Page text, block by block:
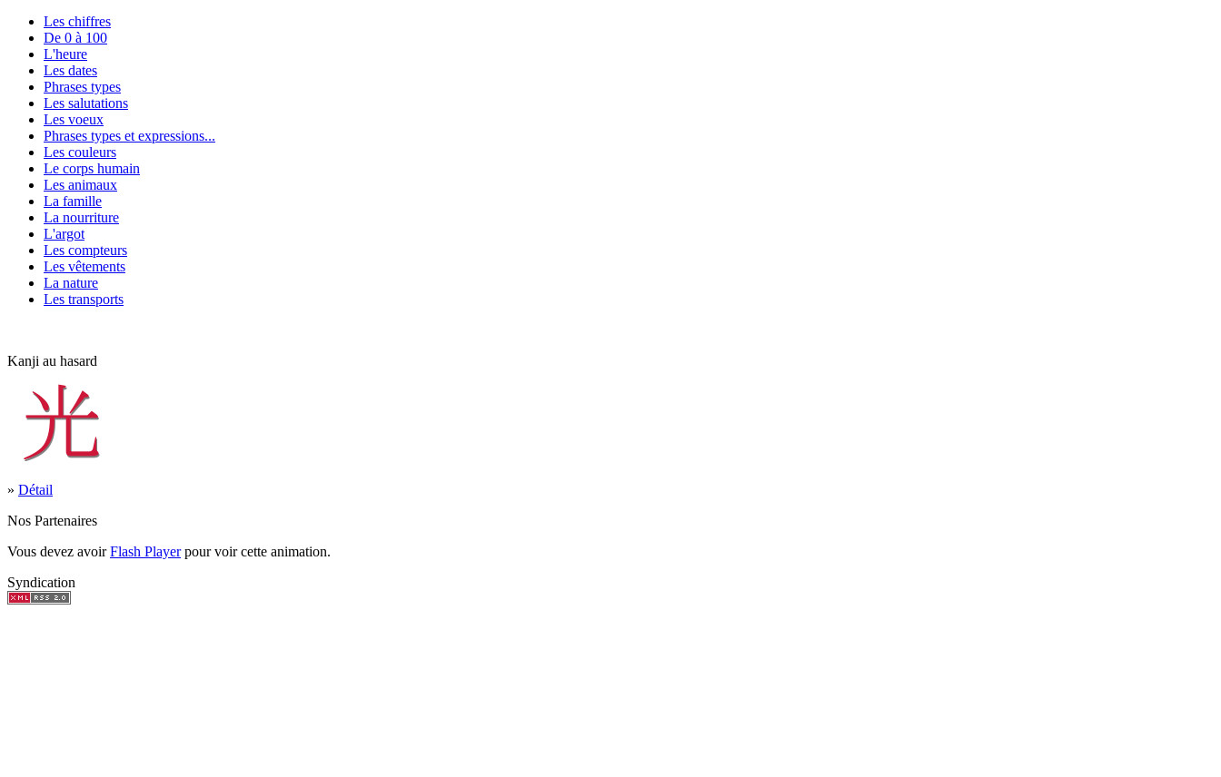
Les chiffres
De 0 à 100
L'heure
Les dates
Phrases types
Les salutations
Les voeux
Phrases types et expressions...
Les couleurs
Le corps humain
Les animaux
La famille
La nourriture
L'argot
Les compteurs
Les vêtements
La nature
Les transports
Kanji au hasard
» Détail
Nos Partenaires
Vous devez avoirFlash Playerpour voir cette animation.
Syndication